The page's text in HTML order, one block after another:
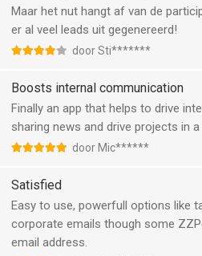
Maar het nut hangt af van de
er al veel leads uit gegenereerd!
door Sti*******
Boosts internal communication
Finally an app that helps to drive
sharing news and drive projects in
door Mic******
Satisfied
Easy to use, powerfull options like
corporate emails though some
email address.